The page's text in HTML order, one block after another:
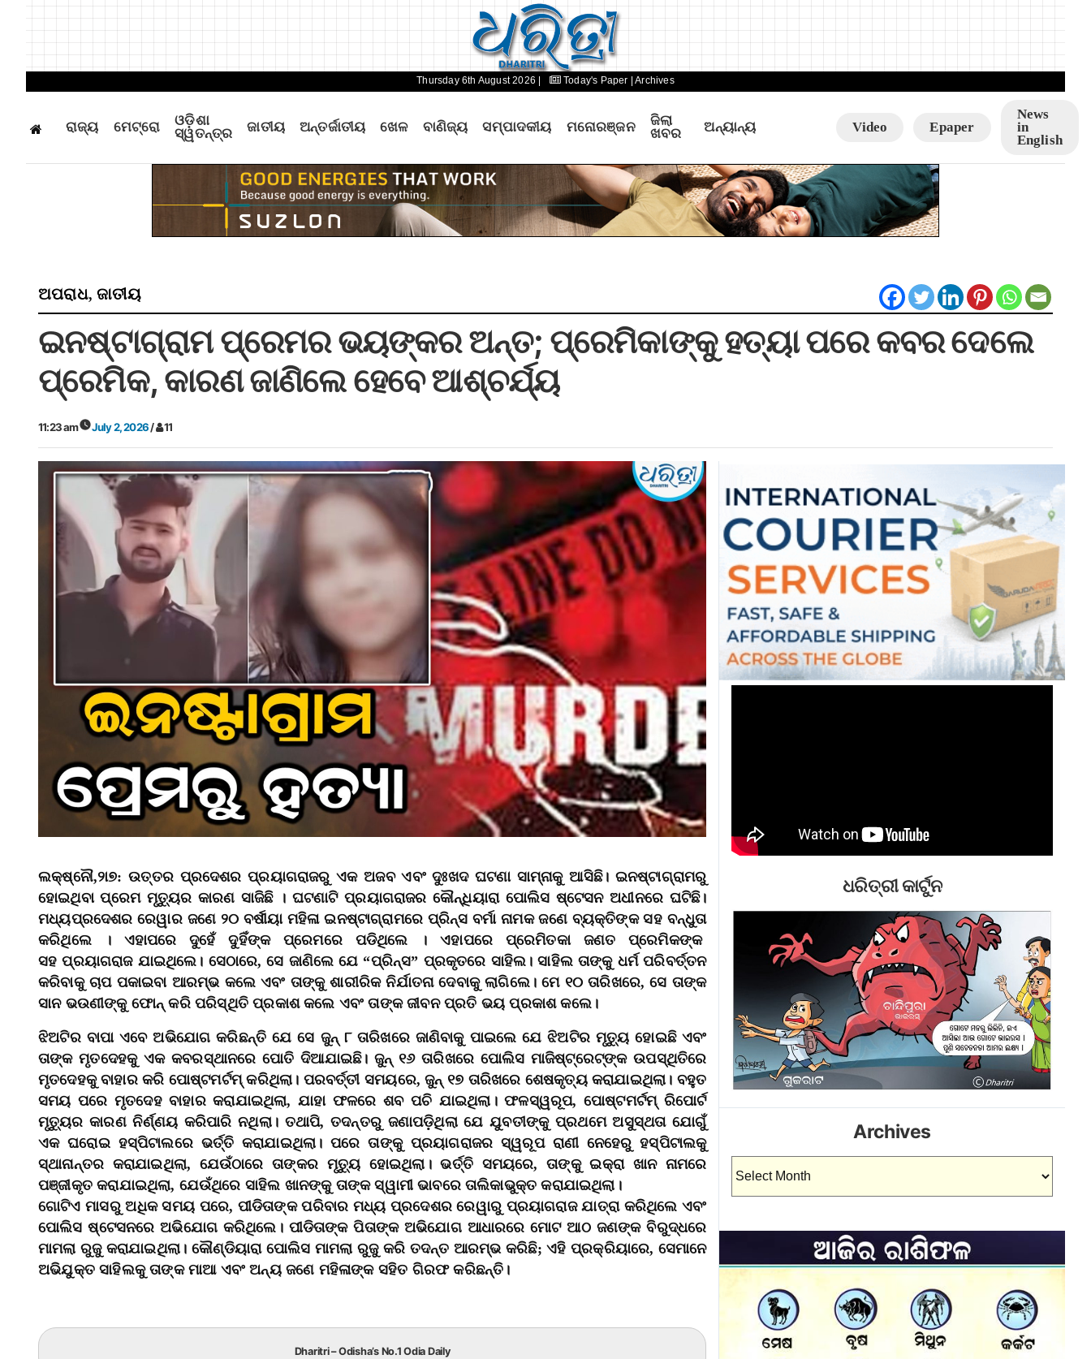
Thursday 6th August 2026 | Today's Paper | Archives
ରାଜ୍ୟ ମେଟ୍ରୋ
ଓଡ଼ିଶା
ସ୍ୱତନ୍ତ୍ର
ଜାତୀୟ ଅନ୍ତର୍ଜାତୀୟ ଖେଳ ବାଣିଜ୍ୟ ସମ୍ପାଦକୀୟ ମନୋରଞ୍ଜନ
ଜିଲା
ଖବର
ଅନ୍ୟାନ୍ୟ Video Epaper
News
in
English
ଅପରାଧ,ଜାତୀୟ
ଇନଷ୍ଟାଗ୍ରାମ ପ୍ରେମର ଭୟଙ୍କର ଅନ୍ତ; ପ୍ରେମିକାଙ୍କୁ ହତ୍ୟା ପରେ କବର ଦେଲେ
ପ୍ରେମିକ, କାରଣ ଜାଣିଲେ ହେବେ ଆଶ୍ଚର୍ଯ୍ୟ
11:23 am July 2, 2026/ 11
ଲକ୍ଷ୍ନୌ,୨ା୭: ଉତ୍ତର ପ୍ରଦେଶର ପ୍ରୟାଗରାଜରୁ ଏକ ଅଜବ ଏବଂ ଦୁଃଖଦ ଘଟଣା ସାମ୍ନାକୁ ଆସିଛି। ଇନଷ୍ଟାଗ୍ରାମରୁ
ହୋଇଥିବା ପ୍ରେମ ମୃତ୍ୟୁର କାରଣ ସାଜିଛି । ଘଟଣାଟି ପ୍ରୟାଗରାଜର କୌନ୍ଧିୟାରା ପୋଲିସ ଷ୍ଟେସନ ଅଧୀନରେ ଘଟିଛି।
ମଧ୍ୟପ୍ରଦେଶର ରେୱାର ଜଣେ ୨୦ ବର୍ଷୀୟା ମହିଳା ଇନଷ୍ଟାଗ୍ରାମରେ ପ୍ରିନ୍ସ ବର୍ମା ନାମକ ଜଣେ ବ୍ୟକ୍ତିଙ୍କ ସହ ବନ୍ଧୁତା
କରିଥିଲେ । ଏହାପରେ ଦୁହେଁ ଦୁହିଁଙ୍କ ପ୍ରେମରେ ପଡିଥିଲେ । ଏହାପରେ ପ୍ରେମିତକା ଜଣତ ପ୍ରେମିକଙ୍କ
ସହ ପ୍ରୟାଗରାଜ ଯାଇଥିଲେ। ସେଠାରେ, ସେ ଜାଣିଲେ ଯେ “ପ୍ରିନ୍ସ” ପ୍ରକୃତରେ ସାହିଲ। ସାହିଲ ତାଙ୍କୁ ଧର୍ମ ପରିବର୍ତ୍ତନ
କରିବାକୁ ଚାପ ପକାଇବା ଆରମ୍ଭ କଲେ ଏବଂ ତାଙ୍କୁ ଶାରୀରିକ ନିର୍ଯାତନା ଦେବାକୁ ଲାଗିଲେ। ମେ ୧୦ ତାରିଖରେ, ସେ ତାଙ୍କ
ସାନ ଭଉଣୀଙ୍କୁ ଫୋନ୍ କରି ପରିସ୍ଥିତି ପ୍ରକାଶ କଲେ ଏବଂ ତାଙ୍କ ଜୀବନ ପ୍ରତି ଭୟ ପ୍ରକାଶ କଲେ।
ଝିଅଟିର ବାପା ଏବେ ଅଭିଯୋଗ କରିଛନ୍ତି ଯେ ସେ ଜୁନ୍ ୮ ତାରିଖରେ ଜାଣିବାକୁ ପାଇଲେ ଯେ ଝିଅଟିର ମୃତ୍ୟୁ ହୋଇଛି ଏବଂ
ତାଙ୍କ ମୃତଦେହକୁ ଏକ କବରସ୍ଥାନରେ ପୋତି ଦିଆଯାଇଛି। ଜୁନ୍ ୧୬ ତାରିଖରେ ପୋଲିସ ମାଜିଷ୍ଟ୍ରେଟ୍‌ଙ୍କ ଉପସ୍ଥିତିରେ
ମୃତଦେହକୁ ବାହାର କରି ପୋଷ୍ଟମର୍ଟମ୍ କରିଥିଲା। ପରବର୍ତ୍ତୀ ସମୟରେ, ଜୁନ୍ ୧୭ ତାରିଖରେ ଶେଷକୃତ୍ୟ କରାଯାଇଥିଲା। ବହୁତ
ସମୟ ପରେ ମୃତଦେହ ବାହାର କରାଯାଇଥିଲା, ଯାହା ଫଳରେ ଶବ ପଚି ଯାଇଥିଲା। ଫଳସ୍ୱରୂପ, ପୋଷ୍ଟମର୍ଟମ୍ ରିପୋର୍ଟ
ମୃତ୍ୟୁର କାରଣ ନିର୍ଣ୍ଣୟ କରିପାରି ନଥିଲା। ତଥାପି, ତଦନ୍ତରୁ ଜଣାପଡ଼ିଥିଲା ​​ଯେ ଯୁବତୀଙ୍କୁ ପ୍ରଥମେ ଅସୁସ୍ଥତା ଯୋଗୁଁ
ଏକ ଘରୋଇ ହସ୍ପିଟାଲରେ ଭର୍ତ୍ତି କରାଯାଇଥିଲା। ପରେ ତାଙ୍କୁ ପ୍ରୟାଗରାଜର ସ୍ୱରୂପ ରାଣୀ ନେହେରୁ ହସ୍ପିଟାଲକୁ
ସ୍ଥାନାନ୍ତର କରାଯାଇଥିଲା, ଯେଉଁଠାରେ ତାଙ୍କର ମୃତ୍ୟୁ ହୋଇଥିଲା। ଭର୍ତ୍ତି ସମୟରେ, ତାଙ୍କୁ ଇକ୍ରା ଖାନ ନାମରେ
ପଞ୍ଜୀକୃତ କରାଯାଇଥିଲା, ଯେଉଁଥିରେ ସାହିଲ ଖାନଙ୍କୁ ତାଙ୍କ ସ୍ୱାମୀ ଭାବରେ ତାଲିକାଭୁକ୍ତ କରାଯାଇଥିଲା।
ଗୋଟିଏ ମାସରୁ ଅଧିକ ସମୟ ପରେ, ପୀଡିତାଙ୍କ ପରିବାର ମଧ୍ୟ ପ୍ରଦେଶର ରେୱାରୁ ପ୍ରୟାଗରାଜ ଯାତ୍ରା କରିଥିଲେ ଏବଂ
ପୋଲିସ ଷ୍ଟେସନରେ ଅଭିଯୋଗ କରିଥିଲେ। ପୀଡିତାଙ୍କ ପିତାଙ୍କ ଅଭିଯୋଗ ଆଧାରରେ ମୋଟ ଆଠ ଜଣଙ୍କ ବିରୁଦ୍ଧରେ
ମାମଲା ରୁଜୁ କରାଯାଇଥିଲା। କୌଣ୍ଡିୟାରା ପୋଲିସ ମାମଲା ରୁଜୁ କରି ତଦନ୍ତ ଆରମ୍ଭ କରିଛି; ଏହି ପ୍ରକ୍ରିୟାରେ, ସେମାନେ
ଅଭିଯୁକ୍ତ ସାହିଲକୁ ତାଙ୍କ ମାଆ ଏବଂ ଅନ୍ୟ ଜଣେ ମହିଳାଙ୍କ ସହିତ ଗିରଫ କରିଛନ୍ତି।
Dharitri – Odisha’s No.1 Odia Daily
ଧରିତ୍ରୀ କାର୍ଟୁନ
Archives
Archives